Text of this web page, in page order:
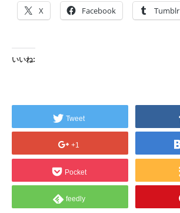
X Facebook Tumblr
いいね:
Tweet
+1
Pocket
feedly